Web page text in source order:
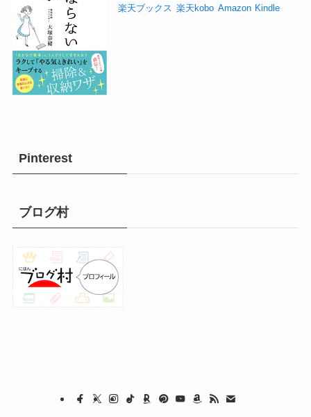
楽天ブックス 楽天kobo Amazon Kindle
Pinterest
ブログ村